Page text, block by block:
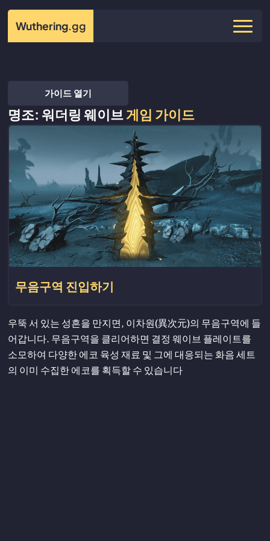
Wuthering.gg
가이드 열기
명조: 워더링 웨이브게임 가이드
무음구역 진입하기
우뚝 서 있는 성흔을 만지면, 이차원(異次元)의 무음구역에 들
어갑니다. 무음구역을 클리어하면 결정 웨이브 플레이트를
소모하여 다양한 에코 육성 재료 및 그에 대응되는 화음 세트
의 이미 수집한 에코를 획득할 수 있습니다